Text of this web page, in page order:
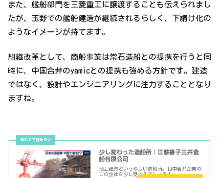
また、艦船部門を三菱重工に譲渡することも伝えられまし
たが、玉野での艦船建造が継続されるらしく、下請け化の
ようなイメージが持てます。
組織改革として、商船事業は常石造船との提携を行うと同
時に、中国合弁のyamicとの提携も強める方針です。建造
ではなく、設計やエンジニアリングに注力することとなり
ますね。
少し変わった造船所：江蘇揚子三井造
船有限公司
地上建造という珍しい造船所。日中合弁企業の
この会社を少し見てみましょう！